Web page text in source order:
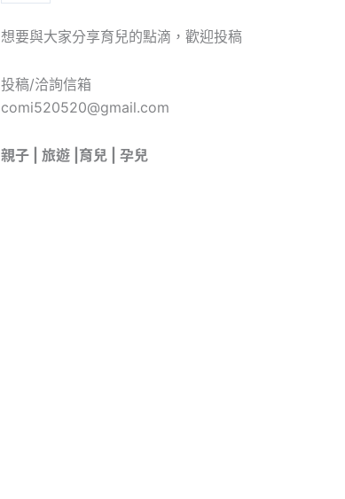
想要與大家分享育兒的點滴，歡迎投稿
投稿/洽詢信箱
comi520520@gmail.com
親子 | 旅遊 |育兒 | 孕兒